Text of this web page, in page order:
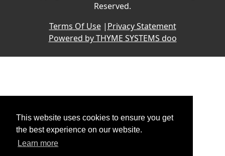
This website uses cookies to ensure you get
the best experience on our website.
Learn more
Reserved.
Terms Of Use| Privacy Statement
Powered by THYME SYSTEMS doo